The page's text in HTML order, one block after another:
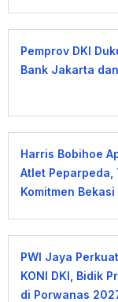
Pemprov DKI
Bank Jakarta
Harris Bobihoe
Atlet Peparpeda,
Komitmen Bekasi
PWI Jaya
KONI DKI, Bidik
di Porwanas